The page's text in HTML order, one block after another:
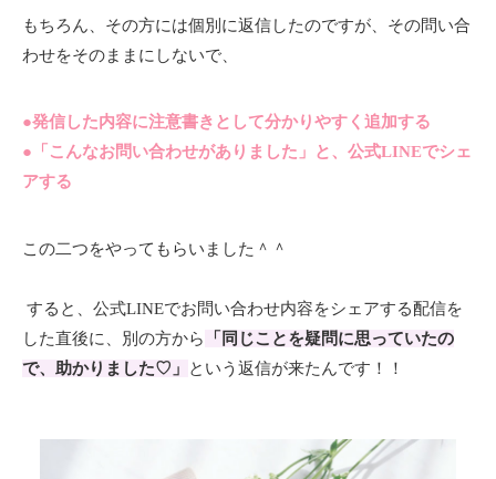
もちろん、その方には個別に返信したのですが、その問い合
わせをそのままにしないで、
●発信した内容に注意書きとして分かりやすく追加する
●「こんなお問い合わせがありました」と、公式LINEでシェ
アする
この二つをやってもらいました＾＾
すると、公式LINEでお問い合わせ内容をシェアする配信を
した直後に、別の方から
「同じことを疑問に思っていたの
で、助かりました♡」
という返信が来たんです！！